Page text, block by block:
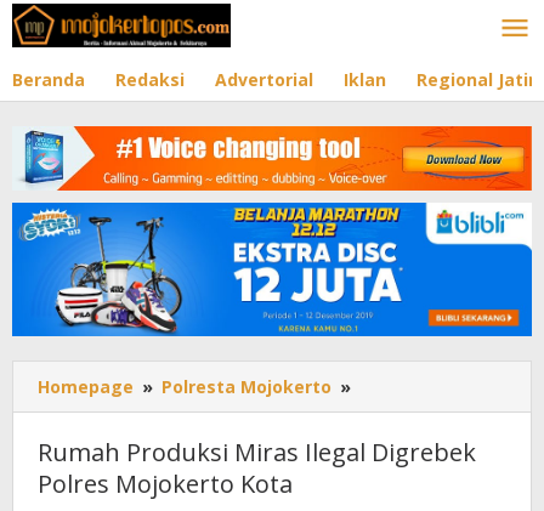
Lewati
ke
Beranda Redaksi Advertorial Iklan Regional Jatim
Homepage » Polresta Mojokerto »
Produksi
Miras
Ilegal
Rumah Produksi Miras Ilegal Digrebek
Polres Mojokerto Kota